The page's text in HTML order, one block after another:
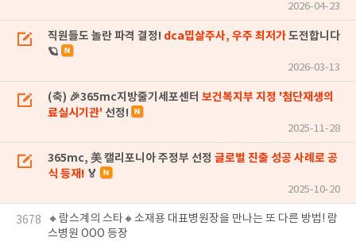
2026-04-23
직원들도 놀란 파격 결정! dca밉살주사, 우주 최저가도전합니다
🪐
2026-03-13
(축) 🎉365mc지방줄기세포센터 보건복지부 지정 '첨단재생의
료실시기관' 선정!
2025-11-28
365mc, 美 캘리포니아 주정부 선정 글로벌 진출 성공 사례로 공
식 등재! 🏅
2025-10-20
3678
🔸람스계의 스타🔸소재용 대표병원장을 만나는 또 다른 방법! 람
스병원 OOO 등장